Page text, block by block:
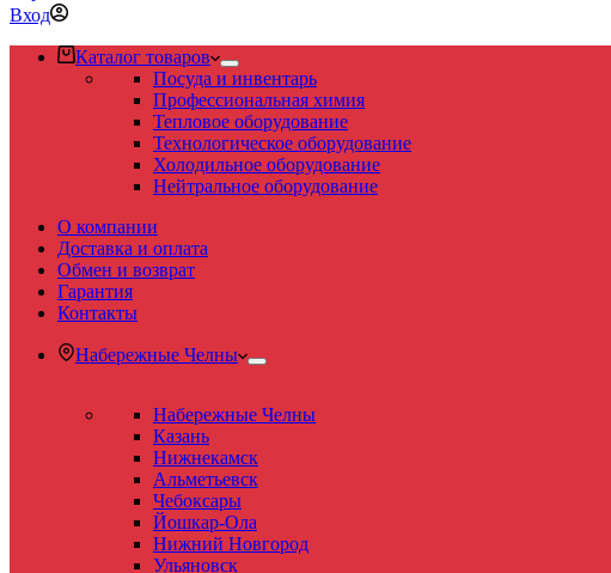
Вход
Каталог товаров
Посуда и инвентарь
Профессиональная химия
Тепловое оборудование
Технологическое оборудование
Холодильное оборудование
Нейтральное оборудование
О компании
Доставка и оплата
Обмен и возврат
Гарантия
Контакты
Набережные Челны
Набережные Челны
Казань
Нижнекамск
Альметьевск
Чебоксары
Йошкар-Ола
Нижний Новгород
Ульяновск